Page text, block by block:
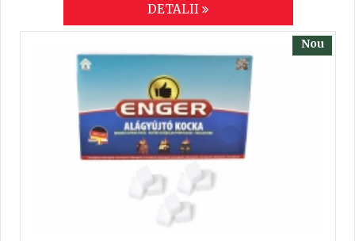
DETALII
Nou